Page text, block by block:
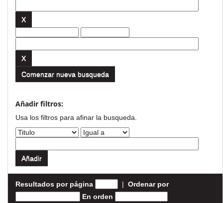
Comenzar nueva busqueda
Añadir filtros:
Usa los filtros para afinar la busqueda.
Resultados por página | Ordenar por
En orden